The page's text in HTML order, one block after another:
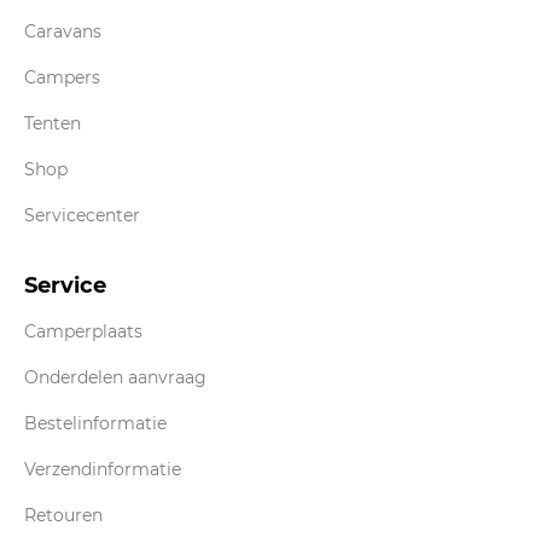
Caravans
Campers
Tenten
Shop
Servicecenter
Service
Camperplaats
Onderdelen aanvraag
Bestelinformatie
Verzendinformatie
Retouren